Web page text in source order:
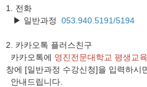
1. 전화
▶ 일반과정
053.940.5191/5194
2. 카카오톡 플러스친구
카카오톡에 영진전문대학교 평생교
창에 [일반과정 수강신청]을 입력하시
안내드립니다.